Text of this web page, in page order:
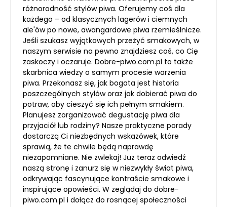
różnorodność stylów piwa. Oferujemy coś dla
każdego – od klasycznych lagerów i ciemnych
ale'ów po nowe, awangardowe piwa rzemieślnicze.
Jeśli szukasz wyjątkowych przeżyć smakowych, w
naszym serwisie na pewno znajdziesz coś, co Cię
zaskoczy i oczaruje. Dobre-piwo.com.pl to także
skarbnica wiedzy o samym procesie warzenia
piwa. Przekonasz się, jak bogata jest historia
poszczególnych stylów oraz jak dobierać piwa do
potraw, aby cieszyć się ich pełnym smakiem.
Planujesz zorganizować degustację piwa dla
przyjaciół lub rodziny? Nasze praktyczne porady
dostarczą Ci niezbędnych wskazówek, które
sprawią, że te chwile będą naprawdę
niezapomniane. Nie zwlekaj! Już teraz odwiedź
naszą stronę i zanurz się w niezwykły świat piwa,
odkrywając fascynujące kontraście smakowe i
inspirujące opowieści. W zeglądaj do dobre-
piwo.com.pl i dołącz do rosnącej społeczności